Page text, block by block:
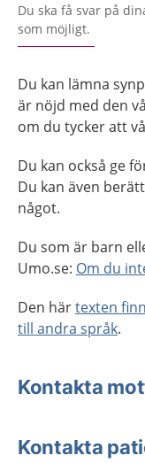
Du ska få svar på
som möjligt.
Du kan lämna
är nöjd med den
om du tycker att
Du kan också ge
Du kan även
något.
Du som är barn
Umo.se: Om du
Den härtexten
till andra språk.
Kontakta
Kontakta